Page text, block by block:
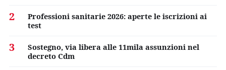
2
Professioni sanitarie 2026: aperte le iscrizioni ai
test
3
Sostegno, via libera alle 11mila assunzioni nel
decreto Cdm